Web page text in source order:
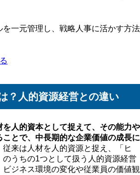
一元管理し、戦略人事に活かす方法
？人的資源経営との違い
を人的資本として捉えて、その能力や
とで、中長期的な企業価値の成長に
従来は人材を人的資源と捉え、「ヒ
のうちの1つとして扱う人的資源経営
ジネス環境の変化や従業員の価値観